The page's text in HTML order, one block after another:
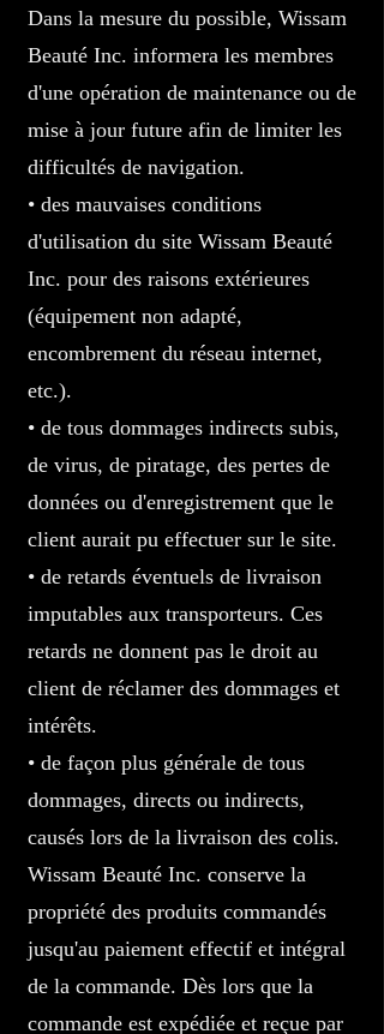
Dans la mesure du possible, Wissam
Beauté Inc. informera les membres
d'une opération de maintenance ou de
mise à jour future afin de limiter les
difficultés de navigation.
• des mauvaises conditions
d'utilisation du site Wissam Beauté
Inc. pour des raisons extérieures
(équipement non adapté,
encombrement du réseau internet,
etc.).
• de tous dommages indirects subis,
de virus, de piratage, des pertes de
données ou d'enregistrement que le
client aurait pu effectuer sur le site.
• de retards éventuels de livraison
imputables aux transporteurs. Ces
retards ne donnent pas le droit au
client de réclamer des dommages et
intérêts.
• de façon plus générale de tous
dommages, directs ou indirects,
causés lors de la livraison des colis.
Wissam Beauté Inc. conserve la
propriété des produits commandés
jusqu'au paiement effectif et intégral
de la commande. Dès lors que la
commande est expédiée et reçue par